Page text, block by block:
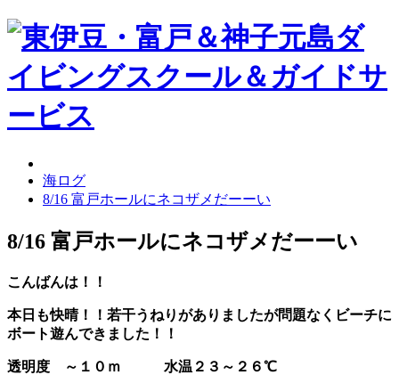
海ログ
8/16 富戸ホールにネコザメだーーい
8/16 富戸ホールにネコザメだーーい
こんばんは！！
本日も快晴！！若干うねりがありましたが問題なくビーチに
ボート遊んできました！！
透明度 ～１０ｍ 水温２３～２６℃